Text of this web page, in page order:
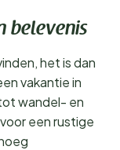
belevenis
het is dan
vakantie in
wandel- en
een rustige